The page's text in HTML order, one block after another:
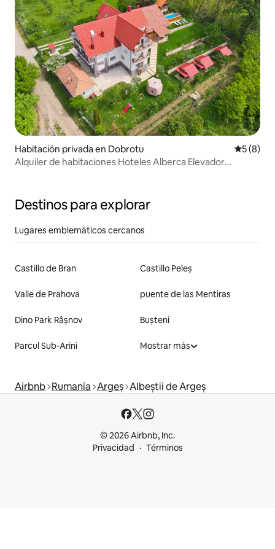
Habitación privada en Dobrotu
5 (8)
Alquiler de habitaciones Hoteles Alberca Elevador
Destinos para explorar
Lugares emblemáticos cercanos
Castillo de Bran Castillo Peleș
Valle de Prahova puente de las Mentiras
Dino Park Râșnov Bușteni
Parcul Sub-Arini Mostrar más
Airbnb Rumanía Argeș Albeștii de Argeș
© 2026 Airbnb, Inc.
Privacidad
Términos